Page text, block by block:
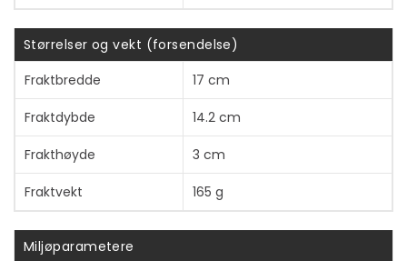
Størrelser og vekt (forsendelse)
Fraktbredde
17 cm
Fraktdybde 14.2 cm
Frakthøyde 3 cm
Fraktvekt 165 g
Miljøparametere